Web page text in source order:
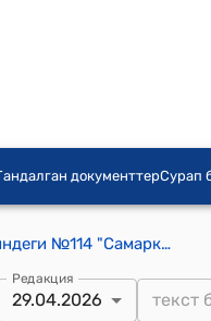
документтерСурап
Самаркандек айылдык кенешинин 2026-жылдын 29-апрелиндеги №114 "Самаркандек айыл аймагынын жергиликтүү жамааттынын Уставын бекитүү жөнүндө" токтому
Редакция
29.04.2026